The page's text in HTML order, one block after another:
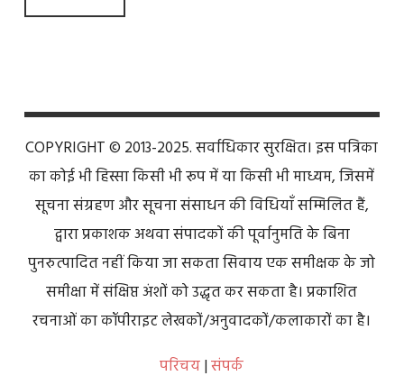
COPYRIGHT © 2013-2025. सर्वाधिकार सुरक्षित। इस पत्रिका
का कोई भी हिस्सा किसी भी रूप में या किसी भी माध्यम, जिसमें
सूचना संग्रहण और सूचना संसाधन की विधियाँ सम्मिलित हैं,
द्वारा प्रकाशक अथवा संपादकों की पूर्वानुमति के बिना
पुनरुत्पादित नहीं किया जा सकता सिवाय एक समीक्षक के जो
समीक्षा में संक्षिप्त अंशों को उद्धृत कर सकता है। प्रकाशित
रचनाओं का कॉपीराइट लेखकों/अनुवादकों/कलाकारों का है।
परिचय|संपर्क